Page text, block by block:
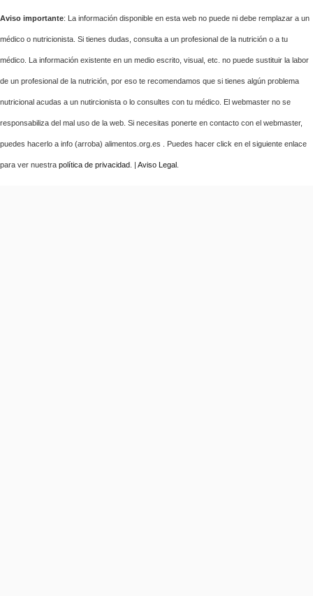
Aviso importante: La información disponible en esta web no puede ni debe remplazar a un
médico o nutricionista. Si tienes dudas, consulta a un profesional de la nutrición o a tu
médico. La información existente en un medio escrito, visual, etc. no puede sustituir la labor
de un profesional de la nutrición, por eso te recomendamos que si tienes algún problema
nutricional acudas a un nutircionista o lo consultes con tu médico. El webmaster no se
responsabiliza del mal uso de la web. Si necesitas ponerte en contacto con el webmaster,
puedes hacerlo a info (arroba) alimentos.org.es . Puedes hacer click en el siguiente enlace
para ver nuestra política de privacidad . | Aviso Legal